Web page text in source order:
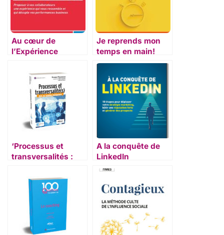
Au cœur de
l’Expérience
Je reprends mon
temps en main!
‘Processus et
transversalités :
management
A la conquête de
LinkedIn